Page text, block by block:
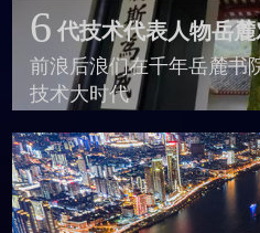
6 代技术代表人物岳
前浪后浪们在千年岳麓书
技术大时代